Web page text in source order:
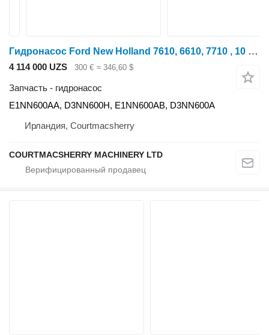
Гидронасос Ford New Holland 7610, 6610, 7710 , 10 Series, Hydraulic Pump Assy E1 E1NN600AA для трактора колесного Ford 7710
4 114 000 UZS 300 € ≈ 346,60 $
Запчасть - гидронасос
E1NN600AA, D3NN600H, E1NN600AB, D3NN600A
Ирландия, Courtmacsherry
COURTMACSHERRY MACHINERY LTD